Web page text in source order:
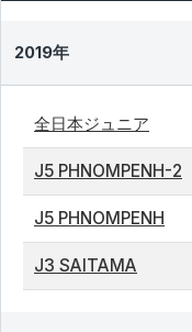
2019年
全日本ジュニア
J5 PHNOMPENH-2
J5 PHNOMPENH
J3 SAITAMA